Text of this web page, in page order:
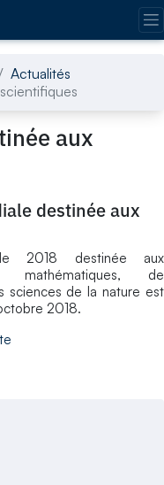
Actualités
aux
destinée aux
2018 destinée aux
mathématiques, de
sciences de la nature est
2018.